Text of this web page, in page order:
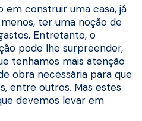
em construir uma casa, já
ter uma noção de
Entretanto, o
pode lhe surpreender,
tenhamos mais atenção
obra necessária para que
entre outros. Mas estes
devemos levar em